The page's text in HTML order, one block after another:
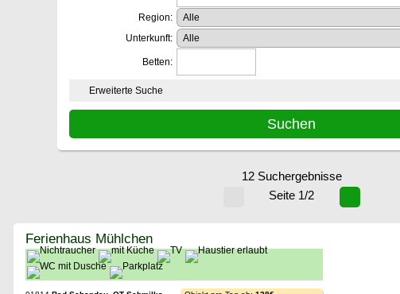
Region:
Unterkunft:
Betten:
Erweiterte Suche
12 Suchergebnisse
Seite 1/2
Ferienhaus Mühlchen